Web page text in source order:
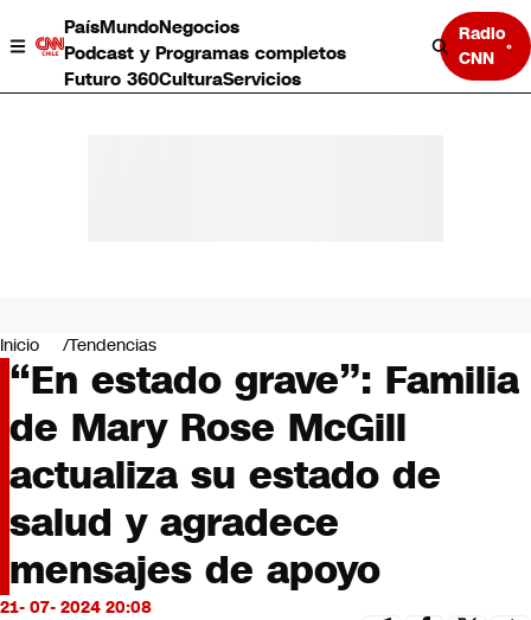
PaísMundoNegocios
Podcast y Programas completos
Futuro 360CulturaServicios
Radio
CNN
Negocios
Deportes
Programas completos
Cultura
Servicios
Bits
CNN tiempo
Opinión
Inicio Tendencias
“En estado grave”: Familia
de Mary Rose McGill
actualiza su estado de
salud y agradece
mensajes de apoyo
21- 07- 2024 20:08